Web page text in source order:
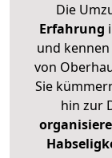
Die
Erfahrung
und
von
Sie
hin zur